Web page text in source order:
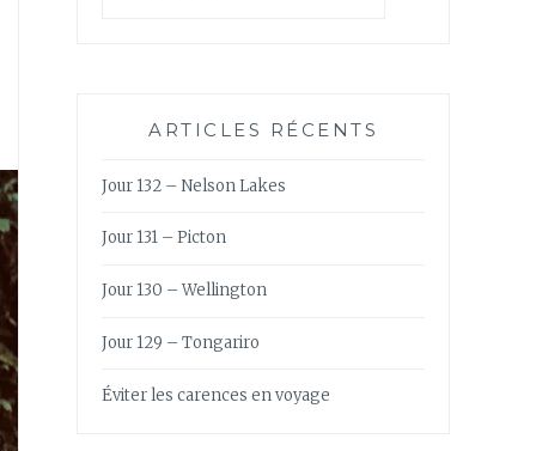
ARTICLES RÉCENTS
Jour 132 – Nelson Lakes
Jour 131 – Picton
Jour 130 – Wellington
Jour 129 – Tongariro
Éviter les carences en voyage